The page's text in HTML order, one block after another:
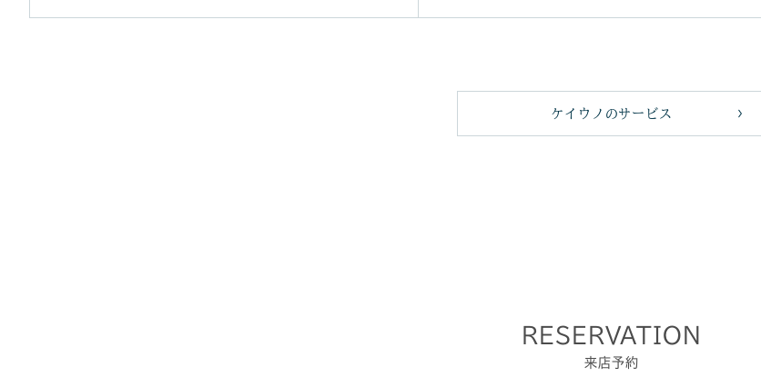
ケイウノのサービス
RESERVATION
来店予約